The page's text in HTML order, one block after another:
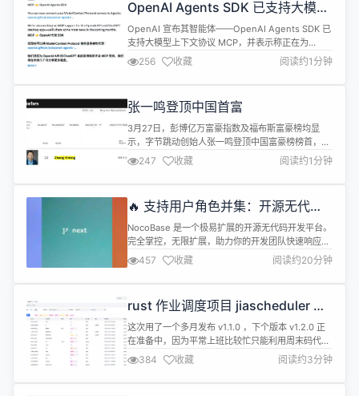
特点 Omni 和新颖的架...
OpenAI Agents SDK 已支持大模型
上下文协议 MCP
OpenAI 宣布其智能体——OpenAI Agents SDK 已
支持大模型上下文协议 MCP，并表示称正在为
OpenAI API 和 ChatGPT 桌面应用程序开发 MCP
支持。 OpenAI Agents SDK 支持 MCP 对于开发复
杂的智能体具有巨大帮助。例如，在开发一个需要同
时，开发者可以通过...
256 收藏 阅读约1分钟
张一鸣登顶中国首富
3月27日，彭博亿万富豪指数及福布斯富豪榜均显
示，字节跳动创始人张一鸣登顶中国富豪榜榜首，成
为中国首富。 福布斯预估张一鸣身家为655亿美元
（约合4760.67亿元人民币），在全球富豪榜位列第
23位，马化腾与钟睒睒分别以535亿美元、531亿美
数预估张一鸣身家为575亿美元，位居全球富豪榜第
24位，马化腾和钟睒...
247 收藏 阅读约1分钟
🔥 支持用户角色并集：开源无代码 /
低代码平台 NocoBase
NocoBase 是一个极易扩展的开源无代码开发平台。
完全掌控，无限扩展，助力你的开发团队快速响应变
化，显著降低成本，不必投入几年时间和数百万资金
研发，只需要花几分钟部署 NocoBase。
NocoBase 中文官网 官方文档 在线 Demo 汇总一周
NocoBase 目前更新包括的版本更新包括三个分支：
ma...
457 收藏 阅读约20分钟
rust 作业调度项目 jiascheduler 发
布 v1.1.0
这次用了一个多月发布 v1.1.0 ，下个版本 v1.2.0 正
在准备中，因为平常上班比较忙只能利用周末码代码
的缘故，所以版本会比较慢，不过好在并不觉得是个
负担，会长期开发，期待未来做出一个成体系的运维
自动化小生态 简单介绍一下 jiascheduler 是一款任
384 收藏 阅读约3分钟